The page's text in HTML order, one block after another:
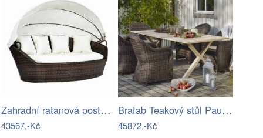
Zahradní ratanová postel s baldachýnem
43567,-Kč
Brafab Teakový stůl Paulina Mdum
45872,-Kč